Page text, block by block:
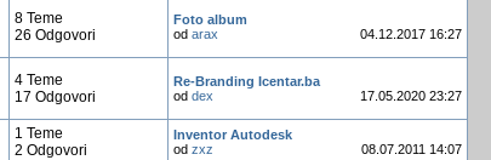
8 Teme
26 Odgovori
Foto album
od arax 04.12.2017 16:27
4 Teme
17 Odgovori
Re-Branding Icentar.ba
od dex 17.05.2020 23:27
1 Teme
2 Odgovori
Inventor Autodesk
od zxz 08.07.2011 14:07